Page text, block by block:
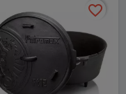
favorite_border
favorite_border